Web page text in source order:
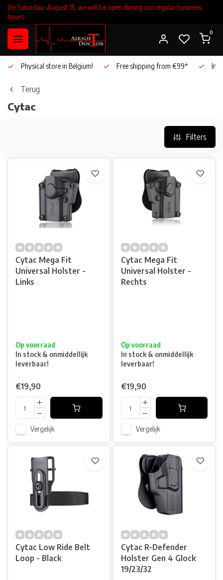
On Saturday, August 15, we will be open during our regular business
hours.
0
Physical store in Belgium! Free shipping from €99*
Terug
Cytac
Filters
Cytac Mega Fit
Universal Holster -
Links
Op voorraad
In stock & onmiddellijk
leverbaar!
€19,90
Vergelijk
Cytac Mega Fit
Universal Holster -
Rechts
Op voorraad
In stock & onmiddellijk
leverbaar!
€19,90
Vergelijk
Cytac Low Ride Belt
Loop - Black
Cytac R-Defender
Holster Gen 4 Glock
19/23/32